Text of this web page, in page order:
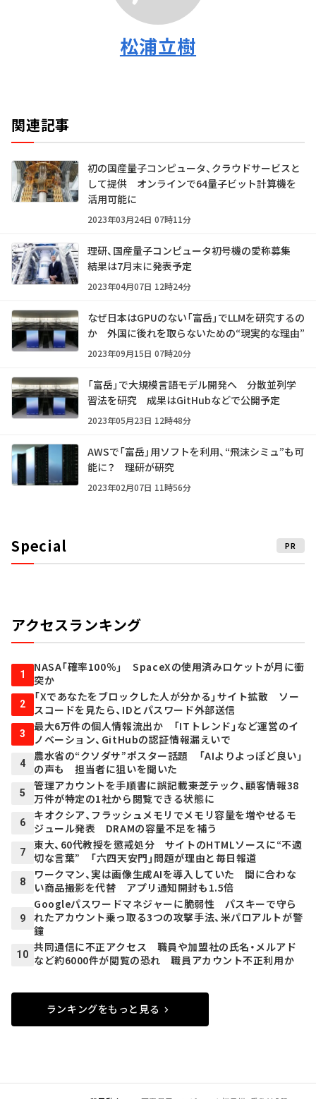
松浦立樹
関連記事
初の国産量子コンピュータ、クラウドサービスと
して提供 オンラインで64量子ビット計算機を
活用可能に
2023年03月24日 07時11分
理研、国産量子コンピュータ初号機の愛称募集
結果は7月末に発表予定
2023年04月07日 12時24分
なぜ日本はGPUのない「富岳」でLLMを研究するの
か 外国に後れを取らないための“現実的な理由”
2023年09月15日 07時20分
「富岳」で大規模言語モデル開発へ 分散並列学
習法を研究 成果はGitHubなどで公開予定
2023年05月23日 12時48分
AWSで「富岳」用ソフトを利用、“飛沫シミュ”も可
能に？ 理研が研究
2023年02月07日 11時56分
Special PR
アクセスランキング
1
NASA「確率100％」 SpaceXの使用済みロケットが月に衝
突か
2
「Xであなたをブロックした人が分かる」サイト拡散 ソー
スコードを見たら、IDとパスワード外部送信
3
最大6万件の個人情報流出か 「ITトレンド」など運営のイ
ノベーション、GitHubの認証情報漏えいで
4
農水省の“クソダサ”ポスター話題 「AIよりよっぽど良い」
の声も 担当者に狙いを聞いた
5
管理アカウントを手順書に誤記載――東芝テック、顧客情報38
万件が特定の1社から閲覧できる状態に
6
キオクシア、フラッシュメモリでメモリ容量を増やせるモ
ジュール発表 DRAMの容量不足を補う
7
東大、60代教授を懲戒処分 サイトのHTMLソースに“不適
切な言葉” 「六四天安門」問題が理由と毎日報道
8
ワークマン、実は画像生成AIを導入していた 間に合わな
い商品撮影を代替 アプリ通知開封も1.5倍
9
Googleパスワードマネジャーに脆弱性 パスキーで守ら
れたアカウント乗っ取る3つの攻撃手法、米パロアルトが警
鐘
10
共同通信に不正アクセス 職員や加盟社の氏名・メルアド
など約6000件が閲覧の恐れ 職員アカウント不正利用か
ランキングをもっと見る